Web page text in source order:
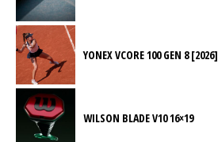
YONEX VCORE 100 GEN 8 [2026]
WILSON BLADE V10 16×19